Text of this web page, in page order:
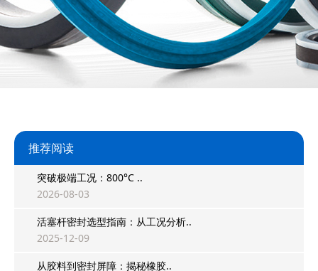
推荐阅读
突破极端工况：800°C ..
2026-08-03
活塞杆密封选型指南：从工况分析..
2025-12-09
从胶料到密封屏障：揭秘橡胶..